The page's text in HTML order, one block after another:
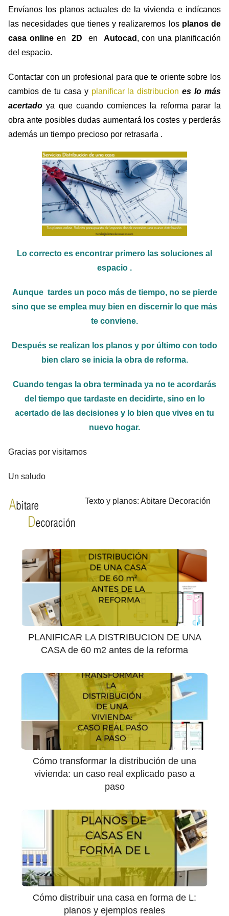
Envíanos los planos actuales de la vivienda e indícanos
las necesidades que tienes y realizaremos los planos de
casa onlineen2D en Autocad , con una planificación
del espacio.
Contactar con un profesional para que te oriente sobre los
cambios de tu casa y planificar la distribucion es lo más
acertado ya que cuando comiences la reforma parar la
obra ante posibles dudas aumentará los costes y perderás
además un tiempo precioso por retrasarla .
Lo correcto es encontrar primero las soluciones al
espacio .
Aunque tardes un poco más de tiempo, no se pierde
sino que se emplea muy bien en discernir lo que más
te conviene.
Después se realizan los planos y por último con todo
bien claro se inicia la obra de reforma.
Cuando tengas la obra terminada ya no te acordarás
del tiempo que tardaste en decidirte, sino en lo
acertado de las decisiones y lo bien que vives en tu
nuevo hogar.
Gracias por visitarnos
Un saludo
Texto y planos: Abitare Decoración
PLANIFICAR LA DISTRIBUCION DE UNA
CASA de 60 m2 antes de la reforma
Cómo transformar la distribución de una
vivienda: un caso real explicado paso a
paso
Cómo distribuir una casa en forma de L:
planos y ejemplos reales